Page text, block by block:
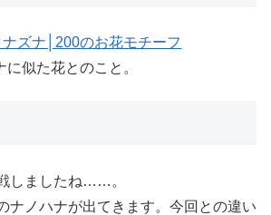
ズナ│200のお花モチーフ
似た花とのこと。
しましたね……。
ナノハナが出てきます。今回との違い